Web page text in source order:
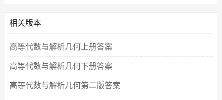
相关版本
高等代数与解析几何上册答案
高等代数与解析几何下册答案
高等代数与解析几何第二版答案